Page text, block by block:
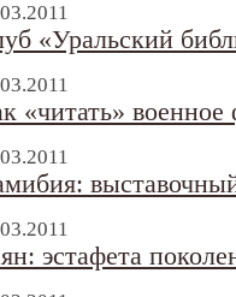
«Уральский
«читать» военное
эстафета